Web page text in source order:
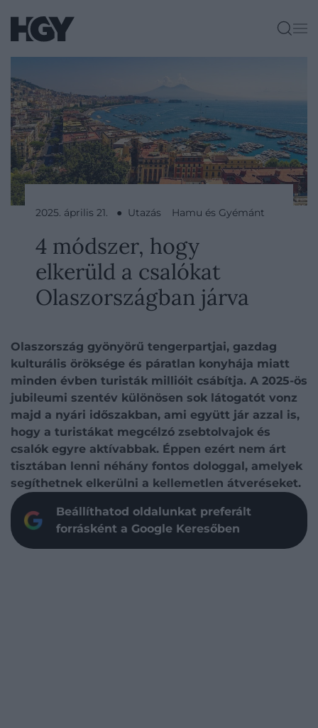
2025. április 21. ● Utazás Hamu és Gyémánt
4 módszer, hogy
elkerüld a csalókat
Olaszországban járva
Olaszország gyönyörű tengerpartjai, gazdag
kulturális öröksége és páratlan konyhája miatt
minden évben turisták millióit csábítja. A 2025-ös
jubileumi szentév különösen sok látogatót vonz
majd a nyári időszakban, ami együtt jár azzal is,
hogy a turistákat megcélzó zsebtolvajok és
csalók egyre aktívabbak. Éppen ezért nem árt
tisztában lenni néhány fontos dologgal, amelyek
segíthetnek elkerülni a kellemetlen átveréseket.
Beállíthatod oldalunkat preferált
forrásként a Google Keresőben